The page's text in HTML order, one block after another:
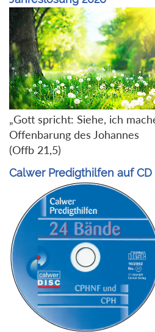
„Gott spricht: Siehe, ich
Offenbarung des Johannes
(Offb 21,5)
Calwer Predigthilfen auf CD